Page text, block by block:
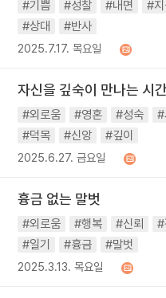
#기쁨 #성찰 #내면 #
#상대
#반사
2025.7.17. 목요일
자신을 깊숙이 만나는 시간
#외로움 #영혼 #성숙 #
#덕목
#신앙 #깊이
2025.6.27. 금요일
흉금 없는 말벗
#외로움 #행복 #신뢰 #
#일기
#흉금 #말벗
2025.3.13. 목요일